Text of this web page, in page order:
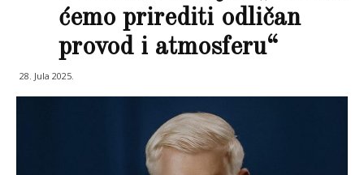
ćemo prirediti odličan
provod i atmosferu“
28. Jula 2025.